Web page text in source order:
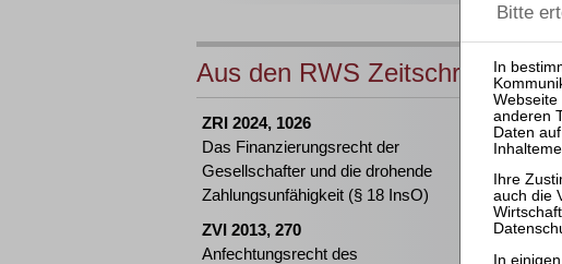
Aus den RWS Zeitschriften
ZRI 2024, 1026
Das Finanzierungsrecht der
Gesellschafter und die drohende
Zahlungsunfähigkeit (§ 18 InsO)
ZVI 2013, 270
Anfechtungsrecht des